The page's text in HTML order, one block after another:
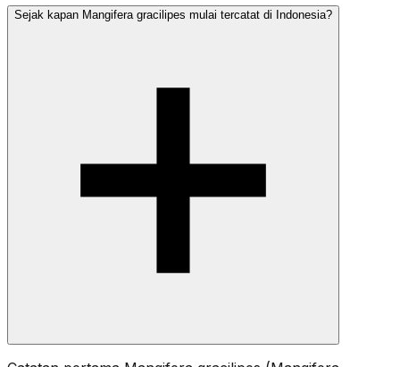
Sejak kapan Mangifera gracilipes mulai tercatat di Indonesia?